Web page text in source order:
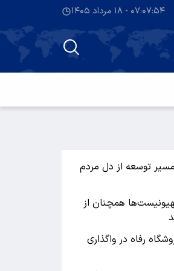
۰۷:۰۷:۵۴ - ۱۸ مرداد ۱۴۰۵
مسیر توسعه از دل مردم
همچنان از
رفاه در واگذاری